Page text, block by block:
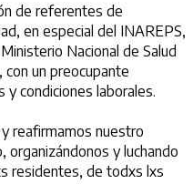
de referentes de
en especial del INAREPS,
Nacional de Salud
un preocupante
condiciones laborales.
reafirmamos nuestro
organizándonos y luchando
residentes, de todxs lxs